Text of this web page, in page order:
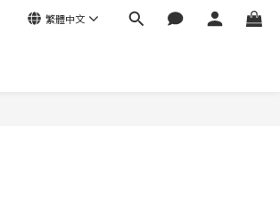
繁體中文